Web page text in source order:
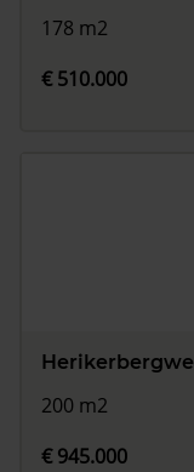
178 m2
€ 510.000
200 m2
€ 945.000